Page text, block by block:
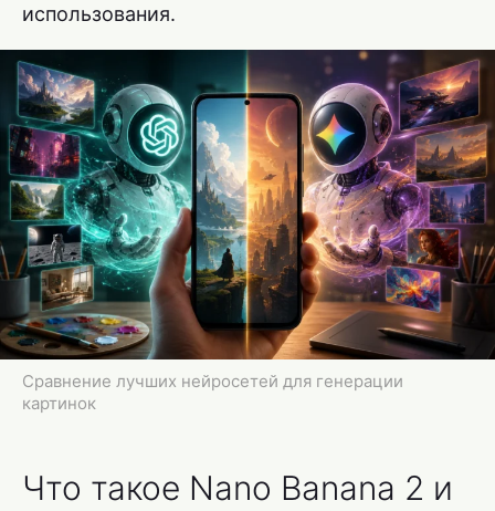
использования.
Сравнение лучших нейросетей для генерации
картинок
Что такое Nano Banana 2 и